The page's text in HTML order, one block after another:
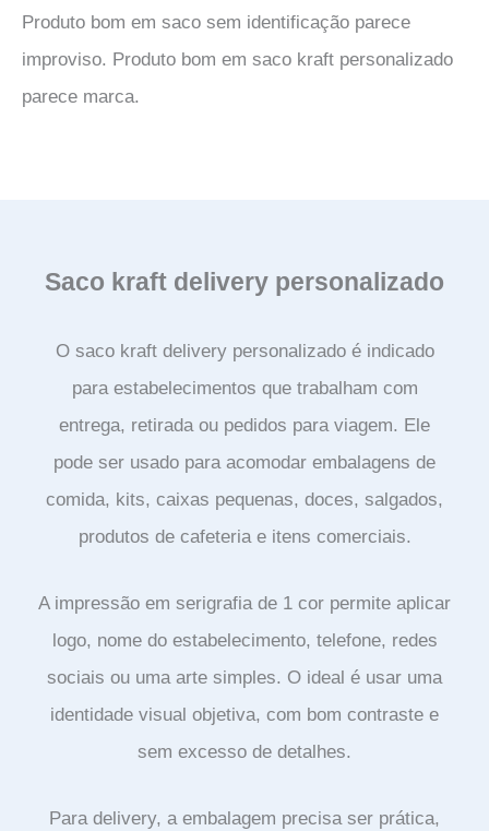
Produto bom em saco sem identificação parece
improviso. Produto bom em saco kraft personalizado
parece marca.
Saco kraft delivery personalizado
O saco kraft delivery personalizado é indicado
para estabelecimentos que trabalham com
entrega, retirada ou pedidos para viagem. Ele
pode ser usado para acomodar embalagens de
comida, kits, caixas pequenas, doces, salgados,
produtos de cafeteria e itens comerciais.
A impressão em serigrafia de 1 cor permite aplicar
logo, nome do estabelecimento, telefone, redes
sociais ou uma arte simples. O ideal é usar uma
identidade visual objetiva, com bom contraste e
sem excesso de detalhes.
Para delivery, a embalagem precisa ser prática,